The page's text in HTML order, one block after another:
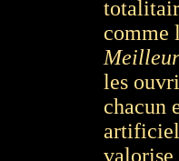
comme
les
chacun
valorise